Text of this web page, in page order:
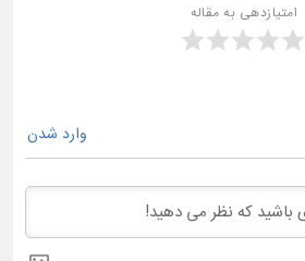
امتیازدهی به مقاله
وارد شدن